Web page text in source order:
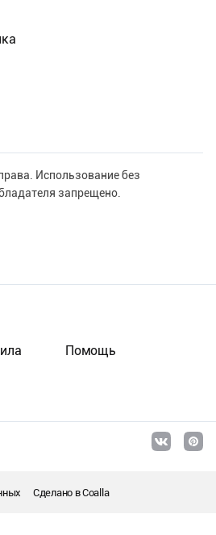
Использование без
запрещено.
Помощь
Сделано вCoalla